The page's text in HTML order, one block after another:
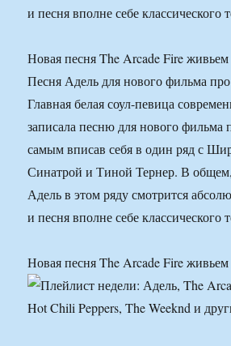
и песня вполне себе классического
Новая песня The Arcade Fire живьем
Песня Адель для нового фильма
Главная белая соул-певица
записала песню для нового фильма
самым вписав себя в один ряд с
Синатрой и Тиной Тернер. В
Адель в этом ряду смотрится
и песня вполне себе классического
Новая песня The Arcade Fire живьем